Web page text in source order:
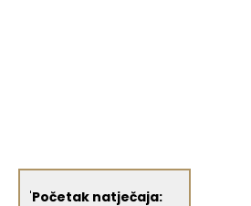
'Početak natječaja: